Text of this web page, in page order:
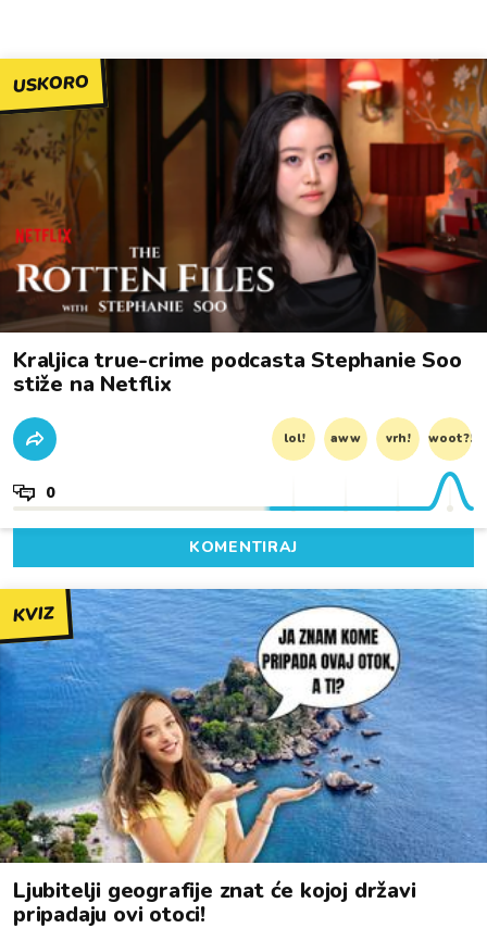
USKORO
Kraljica true-crime podcasta Stephanie Soo
stiže na Netflix
lol! aww vrh! woot?!
0
KOMENTIRAJ
KVIZ
Ljubitelji geografije znat će kojoj državi
pripadaju ovi otoci!